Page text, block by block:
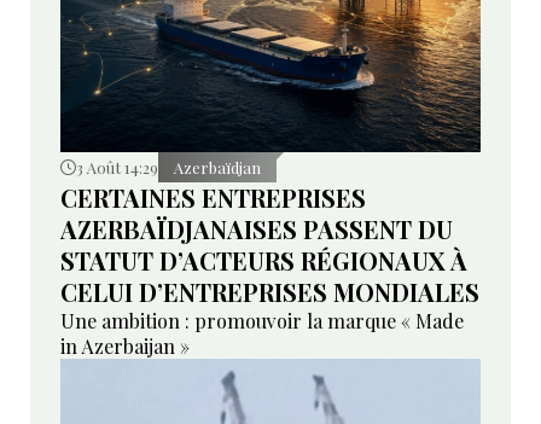
3 Août 14:29 Azerbaïdjan
CERTAINES ENTREPRISES
AZERBAÏDJANAISES PASSENT DU
STATUT D’ACTEURS RÉGIONAUX À
CELUI D’ENTREPRISES MONDIALES
Une ambition : promouvoir la marque « Made
in Azerbaijan »